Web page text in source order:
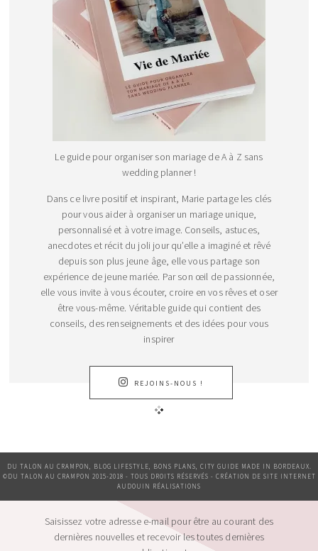
Le guide pour organiser son mariage de A à Z sans
wedding planner !
Dans ce livre positif et inspirant, Marie partage les clés
pour vous aider à organiser un mariage unique,
personnalisé et à votre image. Conseils, astuces,
anecdotes et récit du joli jour qu’elle a imaginé et rêvé
depuis son plus jeune âge, elle vous partage son
expérience de jeune mariée. Par son œil de passionnée,
elle vous invite à vous écouter, croire en vos rêves et oser
être vous-même. Véritable guide qui contient des
conseils, des renseignements et des idées pour vous
inspirer
REJOINS-NOUS !
DU TALON AU CRAMPON, BLOG LIFESTYLE, BONS PLANS, CITY GUIDE MADE IN BORDEAUX.
©DU TALON AU CRAMPON 2015-2018 - TOUS DROITS RÉSERVÉS - CRÉATION DE SITE INTERNET
AUDOUIN RÉALISATIONS
Saisissez votre adresse e-mail pour être au courant des
dernières nouvelles et recevoir les toutes dernières